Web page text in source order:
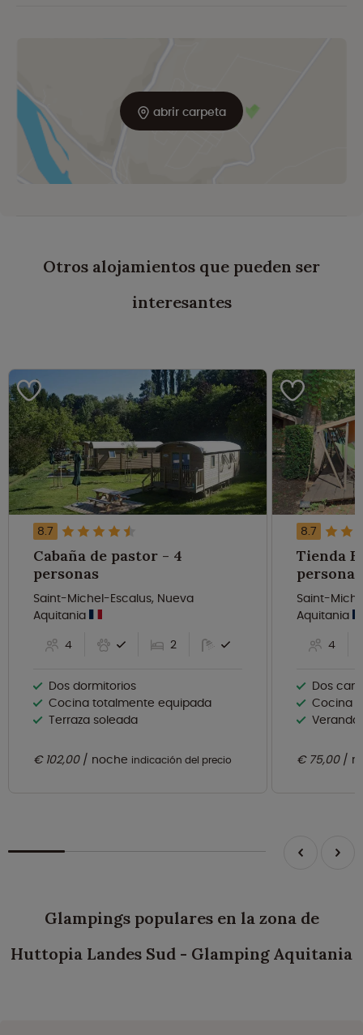
abrir carpeta
Otros alojamientos que pueden ser
interesantes
8.7
Cabaña de pastor - 4
personas
Saint-Michel-Escalus, Nueva
Aquitania
4
2
Dos dormitorios
Cocina totalmente equipada
Terraza soleada
€ 102,00 noche indicación del precio
8.7
Tienda
personas
Saint-
Aquitania
4
Dos
Cocina
€ 75,00
Glampings populares en la zona de
Huttopia Landes Sud - Glamping Aquitania